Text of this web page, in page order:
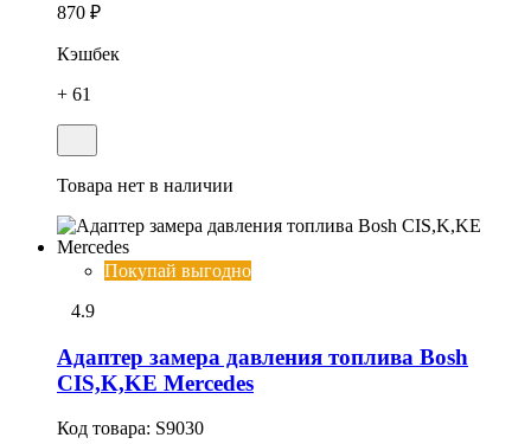
870 ₽
Кэшбек
+ 61
Товара нет в наличии
Покупай выгодно
4.9
Адаптер замера давления топлива Bosh
CIS,K,KE Mercedes
Код товара: S9030